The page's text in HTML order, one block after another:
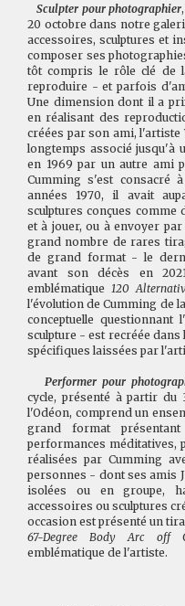
Sculpter pour photographier
20 octobre dans notre
accessoires, sculptures et
composer ses
tôt compris le rôle clé de
reproduire - et parfois
Une dimension dont il a
en réalisant des
créées par son ami, l'artiste
longtemps associé jusqu'à
en 1969 par un autre ami
Cumming s'est consacré
années 1970, il avait
sculptures conçues comme
et à jouer, ou à envoyer
grand nombre de rares
de grand format - le
avant son décès en
emblématique 120
l'évolution de Cumming de
conceptuelle
sculpture - est recréée
spécifiques laissées par
Performer pour
cycle, présenté à partir du
l'Odéon, comprend un
grand format
performances méditatives,
réalisées par Cumming
personnes - dont ses amis
isolées ou en groupe,
accessoires ou sculptures
occasion est présenté un
67-Degree Body Arc off
emblématique de l'artiste.